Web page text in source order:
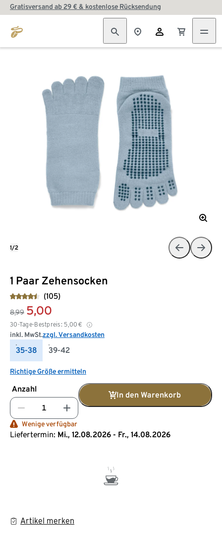
Gratisversand ab 29 € & kostenlose Rücksendung
1 Paar Zehensocken
(105)
8,99 5,00
30-Tage-Bestpreis: 5,00 €
inkl. MwSt.zzgl. Versandkosten
35-38 39-42
Richtige Größe ermitteln
Anzahl
In den Warenkorb
Wenige verfügbar
Liefertermin: Mi., 12.08.2026 - Fr., 14.08.2026
Artikel merken
1/2